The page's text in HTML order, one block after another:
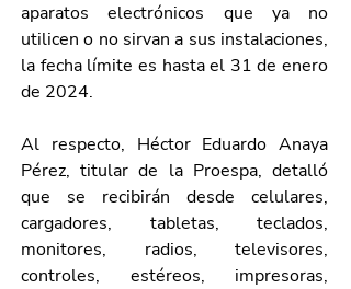
aparatos electrónicos que ya no
utilicen o no sirvan a sus instalaciones,
la fecha límite es hasta el 31 de enero
de 2024.
Al respecto, Héctor Eduardo Anaya
Pérez, titular de la Proespa, detalló
que se recibirán desde celulares,
cargadores, tabletas, teclados,
monitores, radios, televisores,
controles, estéreos, impresoras,